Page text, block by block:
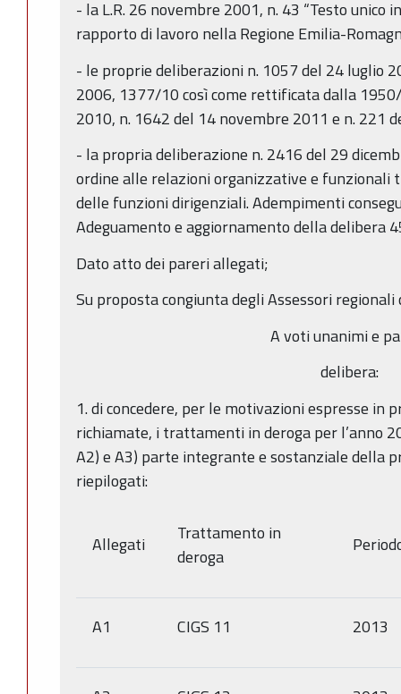
- la L.R. 26 novembre 2001, n. 43 “Testo unico
rapporto di lavoro nella Regione Emilia-
- le proprie deliberazioni n. 1057 del 24 luglio
2006, 1377/10 così come rettificata dalla
2010, n. 1642 del 14 novembre 2011 e n. 221
- la propria deliberazione n. 2416 del 29
ordine alle relazioni organizzative e funzionali
delle funzioni dirigenziali. Adempimenti
Adeguamento e aggiornamento della delibera
Dato atto dei pareri allegati;
Su proposta congiunta degli Assessori
A voti unanimi e
delibera:
1. di concedere, per le motivazioni espresse in
richiamate, i trattamenti in deroga per l’anno
A2) e A3) parte integrante e sostanziale della
riepilogati:
Allegati
Trattamento in
deroga
A1 CIGS 11 2013